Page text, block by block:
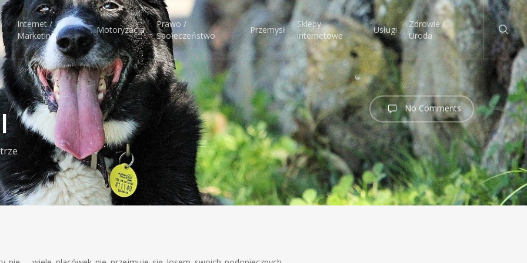
Internet /
Marketing
Motoryzacja
Prawo /
Społeczeństwo
Przemysł
Sklepy
internetowe
Usługi
Zdrowie /
Uroda
No Comments